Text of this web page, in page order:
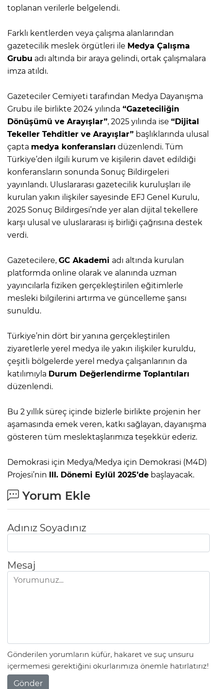
toplanan verilerle belgelendi.
Farklı kentlerden veya çalışma alanlarından
gazetecilik meslek örgütleri ile Medya Çalışma
Grubu adı altında bir araya gelindi, ortak çalışmalara
imza atıldı.
Gazeteciler Cemiyeti tarafından Medya Dayanışma
Grubu ile birlikte 2024 yılında “Gazeteciliğin
Dönüşümü ve Arayışlar”, 2025 yılında ise “Dijital
Tekeller Tehditler ve Arayışlar” başlıklarında ulusal
çapta medya konferansları düzenlendi. Tüm
Türkiye’den ilgili kurum ve kişilerin davet edildiği
konferansların sonunda Sonuç Bildirgeleri
yayınlandı. Uluslararası gazetecilik kuruluşları ile
kurulan yakın ilişkiler sayesinde EFJ Genel Kurulu,
2025 Sonuç Bildirgesi’nde yer alan dijital tekellere
karşı ulusal ve uluslararası iş birliği çağrısına destek
verdi.
Gazetecilere, GC Akademi adı altında kurulan
platformda online olarak ve alanında uzman
yayıncılarla fiziken gerçekleştirilen eğitimlerle
mesleki bilgilerini artırma ve güncelleme şansı
sunuldu.
Türkiye’nin dört bir yanına gerçekleştirilen
ziyaretlerle yerel medya ile yakın ilişkiler kuruldu,
çeşitli bölgelerde yerel medya çalışanlarının da
katılımıyla Durum Değerlendirme Toplantıları
düzenlendi.
Bu 2 yıllık süreç içinde bizlerle birlikte projenin her
aşamasında emek veren, katkı sağlayan, dayanışma
gösteren tüm meslektaşlarımıza teşekkür ederiz.
Demokrasi için Medya/Medya için Demokrasi (M4D)
Projesi’nin
III. Dönemi Eylül 2025’de başlayacak.
Yorum Ekle
Adınız Soyadınız
Mesaj
Gönderilen yorumların küfür, hakaret ve suç unsuru
içermemesi gerektiğini okurlarımıza önemle hatırlatırız!
Gönder